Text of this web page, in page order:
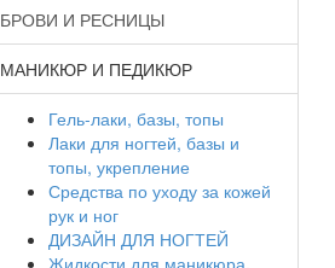
БРОВИ И РЕСНИЦЫ
МАНИКЮР И ПЕДИКЮР
Гель-лаки, базы, топы
Лаки для ногтей, базы и
топы, укрепление
Средства по уходу за кожей
рук и ног
ДИЗАЙН ДЛЯ НОГТЕЙ
Жидкости для маникюра,